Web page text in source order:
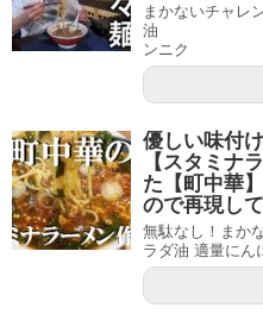
まかないチャレ
油 適
ンニク 多
優しい味付
【スタミナ
た【町中華
ので再現し
無駄なし！まか
ラダ油 適量にん